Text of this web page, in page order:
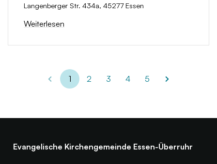
Langenberger Str. 434a, 45277 Essen
Weiterlesen
1 2 3 4 5
Evangelische Kirchengemeinde Essen-Überruhr